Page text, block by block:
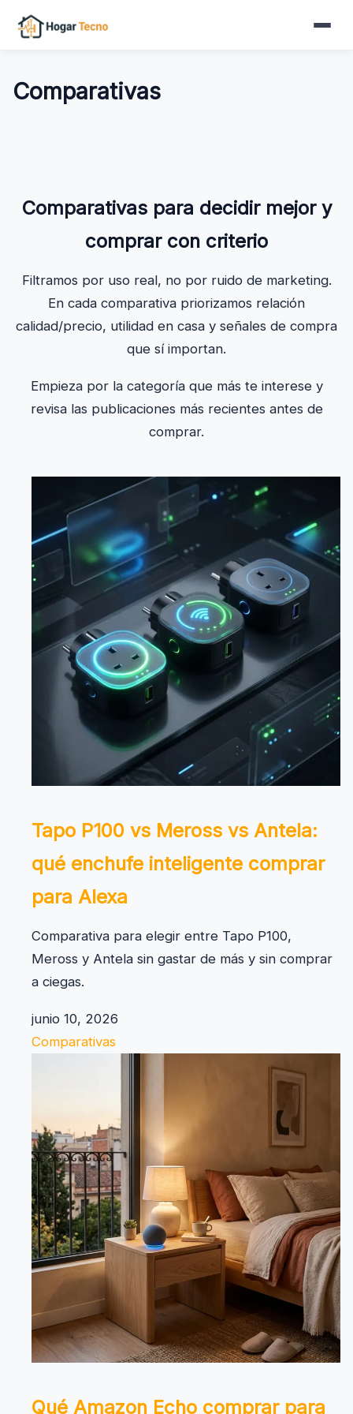
contenido
Comparativas
Comparativas para decidir mejor y
comprar con criterio
Filtramos por uso real, no por ruido de marketing.
En cada comparativa priorizamos relación
calidad/precio, utilidad en casa y señales de compra
que sí importan.
Empieza por la categoría que más te interese y
revisa las publicaciones más recientes antes de
comprar.
Tapo P100 vs Meross vs Antela:
qué enchufe inteligente comprar
para Alexa
Comparativa para elegir entre Tapo P100,
Meross y Antela sin gastar de más y sin comprar
a ciegas.
junio 10, 2026
Comparativas
Qué Amazon Echo comprar para